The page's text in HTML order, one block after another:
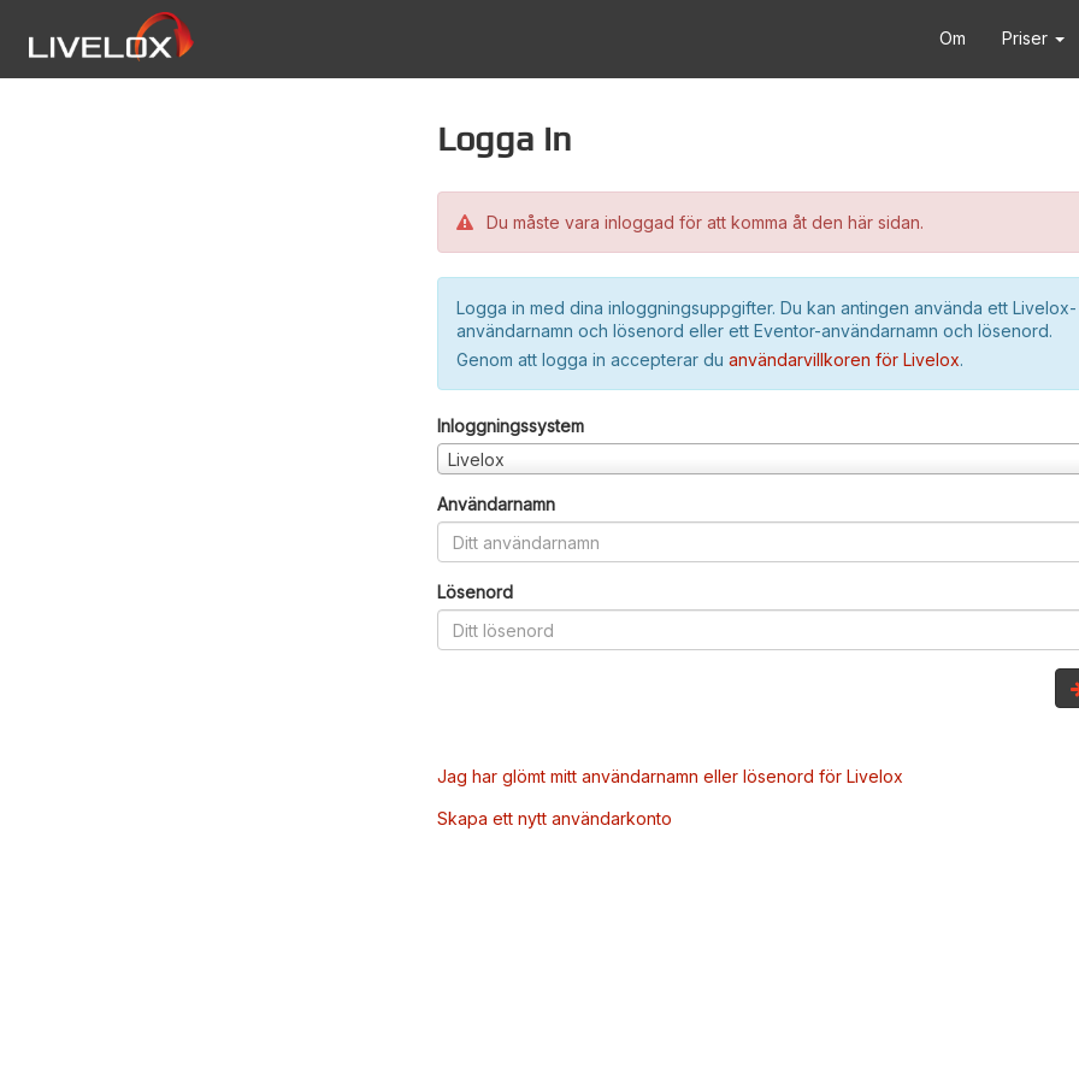
Om Priser
Logga in
Du måste vara inloggad för att komma åt den här sidan.
Logga in med dina inloggningsuppgifter. Du kan antingen använda ett Livelox-
användarnamn och lösenord eller ett Eventor-användarnamn och lösenord.
Genom att logga in accepterar du användarvillkoren för Livelox.
Inloggningssystem
Livelox
Användarnamn
Lösenord
Jag har glömt mitt användarnamn eller lösenord för Livelox
Skapa ett nytt användarkonto